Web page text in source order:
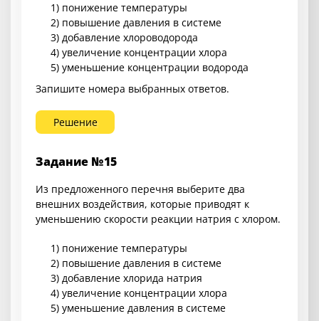
1) понижение температуры
2) повышение давления в системе
3) добавление хлороводорода
4) увеличение концентрации хлора
5) уменьшение концентрации водорода
Запишите номера выбранных ответов.
Решение
Задание №15
Из предложенного перечня выберите два
внешних воздействия, которые приводят к
уменьшению скорости реакции натрия с хлором.
1) понижение температуры
2) повышение давления в системе
3) добавление хлорида натрия
4) увеличение концентрации хлора
5) уменьшение давления в системе